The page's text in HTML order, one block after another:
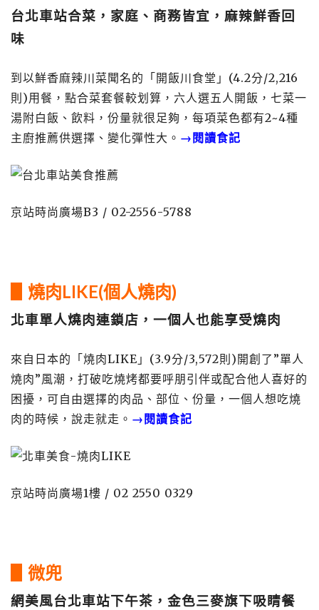
台北車站合菜，家庭、商務皆宜，麻辣鮮香回
味
到以鮮香麻辣川菜聞名的「開飯川食堂」(4.2分/2,216
則)用餐，點合菜套餐較划算，六人選五人開飯，七菜一
湯附白飯、飲料，份量就很足夠，每項菜色都有2~4種
主廚推薦供選擇、變化彈性大。 →閱讀食記
京站時尚廣場B3 / 02-2556-5788
▋燒肉LIKE(個人燒肉)
北車單人燒肉連鎖店，一個人也能享受燒肉
來自日本的「燒肉LIKE」(3.9分/3,572則)開創了”單人
燒肉”風潮，打破吃燒烤都要呼朋引伴或配合他人喜好的
困擾，可自由選擇的肉品、部位、份量，一個人想吃燒
肉的時候，說走就走。 →閱讀食記
京站時尚廣場1樓 / 02 2550 0329
▋微兜
網美風台北車站下午茶，金色三麥旗下吸睛餐